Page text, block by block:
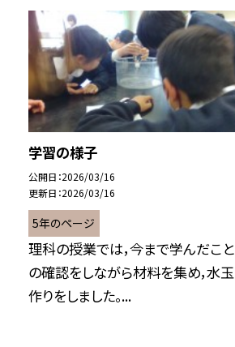
学習の様子
公開日 2026/03/16
更新日 2026/03/16
5年のページ
理科の授業では，今まで学んだこと
の確認をしながら材料を集め，水玉
作りをしました。...